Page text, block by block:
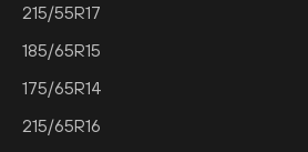
215/55R17
185/65R15
175/65R14
215/65R16